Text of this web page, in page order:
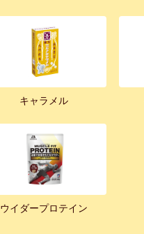
キャラメル
ウイダープロテイン